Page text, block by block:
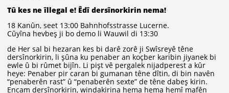
Tû kes ne îllegal e! Êdî dersînorkirin nema!
18 Kanûn, seet 13:00 Bahnhofsstrasse Lucerne.
Cûyîna hevbeş ji bo demo li Wauwil di 13:30
de Her sal bi hezaran kes bi darê zorê ji Swîsreyê têne
dersînorkirin, li şûna ku penaber an koçber karibin jiyanek bi
ewle û bi rûmet bijîn. Li pişt vê pergalek nijadperest a kûr
heye: Penaber pir caran bi gumanan têne dîtin, di bin navên
“penaberên rast” û “penaberên sexte” de têne dabeş kirin.
Encam dersînorkirin, windakirina hema hema hemî mafên